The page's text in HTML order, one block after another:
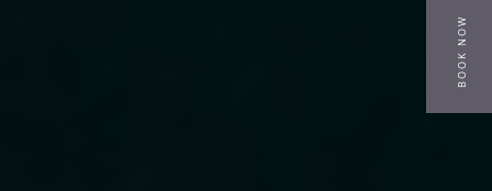
BOOK NOW